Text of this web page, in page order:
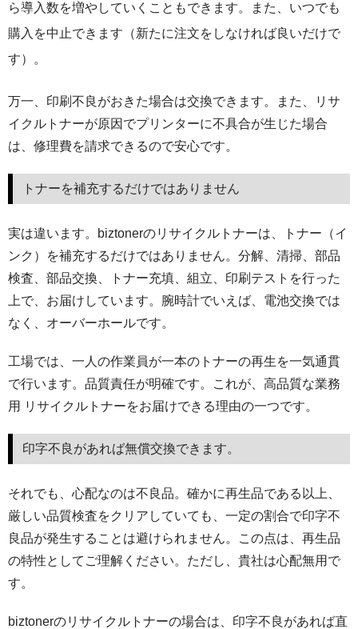
ら導入数を増やしていくこともできます。また、いつでも
購入を中止できます（新たに注文をしなければ良いだけで
す）。
万一、印刷不良がおきた場合は交換できます。また、リサ
イクルトナーが原因でプリンターに不具合が生じた場合
は、修理費を請求できるので安心です。
トナーを補充するだけではありません
実は違います。biztonerのリサイクルトナーは、トナー（イ
ンク）を補充するだけではありません。分解、清掃、部品
検査、部品交換、トナー充填、組立、印刷テストを行った
上で、お届けしています。腕時計でいえば、電池交換では
なく、オーバーホールです。
工場では、一人の作業員が一本のトナーの再生を一気通貫
で行います。品質責任が明確です。これが、高品質な業務
用 リサイクルトナーをお届けできる理由の一つです。
印字不良があれば無償交換できます。
それでも、心配なのは不良品。確かに再生品である以上、
厳しい品質検査をクリアしていても、一定の割合で印字不
良品が発生することは避けられません。この点は、再生品
の特性としてご理解ください。ただし、貴社は心配無用で
す。
biztonerのリサイクルトナーの場合は、印字不良があれば直